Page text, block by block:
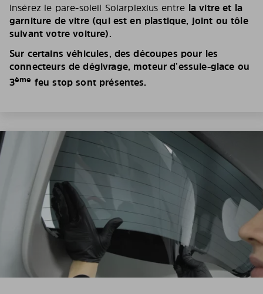
Insérez le pare-soleil Solarplexius entre la vitre et la
garniture de vitre (qui est en plastique, joint ou tôle
suivant votre voiture).
Sur certains véhicules, des découpes pour les
connecteurs de dégivrage, moteur d’essuie-glace ou
3ème feu stop sont présentes.